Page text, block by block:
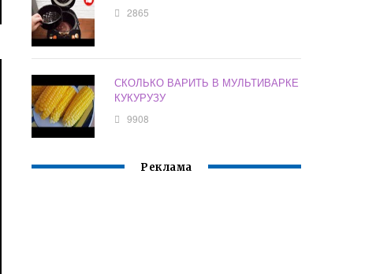
2865
СКОЛЬКО ВАРИТЬ В МУЛЬТИВАРКЕ
КУКУРУЗУ
9908
Реклама